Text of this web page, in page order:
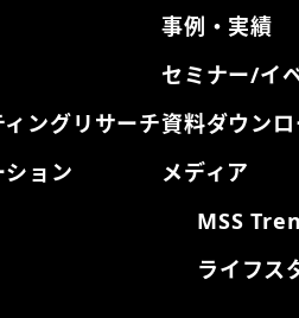
ングリサーチ
ョン
事例・実績
セミナー/イ
資料ダウンロ
メディア
MSS
ライフス